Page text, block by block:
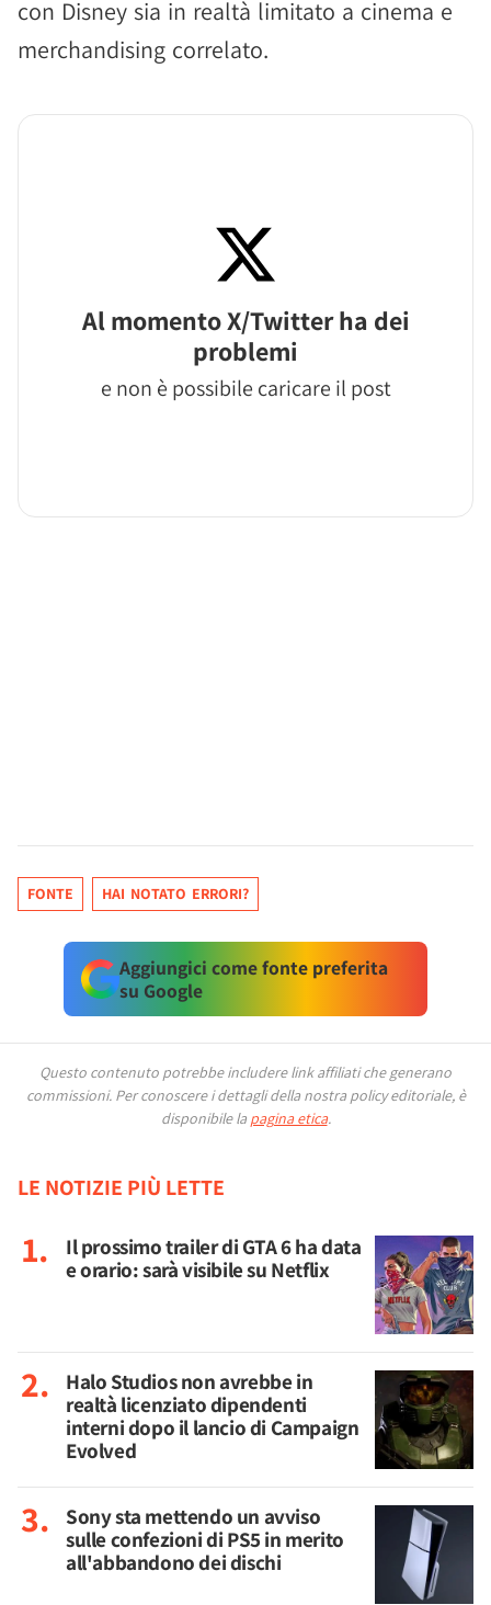
con Disney sia in realtà limitato a cinema e
merchandising correlato.
Al momento X/Twitter ha dei
problemi
e non è possibile caricare il post
FONTE HAI NOTATO ERRORI?
Aggiungici come fonte preferita
su Google
Questo contenuto potrebbe includere link affiliati che generano
commissioni. Per conoscere i dettagli della nostra policy editoriale, è
disponibile la pagina etica.
LE NOTIZIE PIÙ LETTE
Il prossimo trailer di GTA 6 ha data
e orario: sarà visibile su Netflix
Halo Studios non avrebbe in
realtà licenziato dipendenti
interni dopo il lancio di Campaign
Evolved
Sony sta mettendo un avviso
sulle confezioni di PS5 in merito
all'abbandono dei dischi